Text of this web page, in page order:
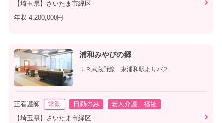
【埼玉県】さいたま市緑区
年収 4,200,000円
浦和みやびの郷
ＪＲ武蔵野線 東浦和駅よりバス
正看護師 常勤 日勤のみ
老人介護、福祉
【埼玉県】さいたま市緑区